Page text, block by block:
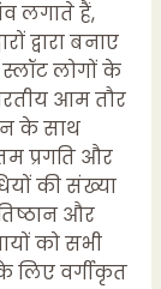
लगाते हैं,
द्वारा बनाए
लोगों के
आम तौर
के साथ
प्रगति और
की संख्या
और
को सभी
लिए वर्गीकृत